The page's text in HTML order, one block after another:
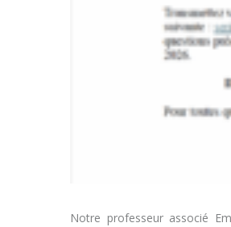
Notre professeur associé